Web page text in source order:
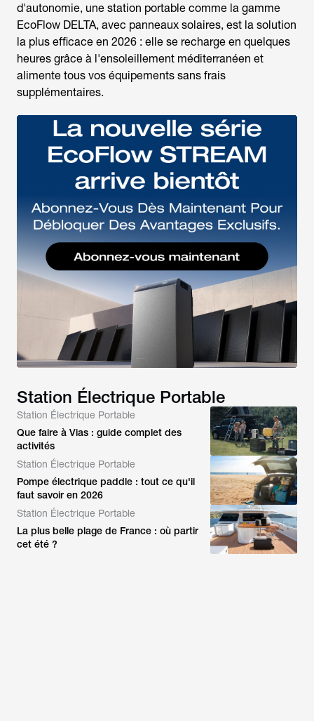
d'autonomie, une station portable comme la gamme
EcoFlow DELTA, avec panneaux solaires, est la solution
la plus efficace en 2026 : elle se recharge en quelques
heures grâce à l'ensoleillement méditerranéen et
alimente tous vos équipements sans frais
supplémentaires.
Station Électrique Portable
Station Électrique Portable
Que faire à Vias : guide complet des
activités
Station Électrique Portable
Pompe électrique paddle : tout ce qu'il
faut savoir en 2026
Station Électrique Portable
La plus belle plage de France : où partir
cet été ?